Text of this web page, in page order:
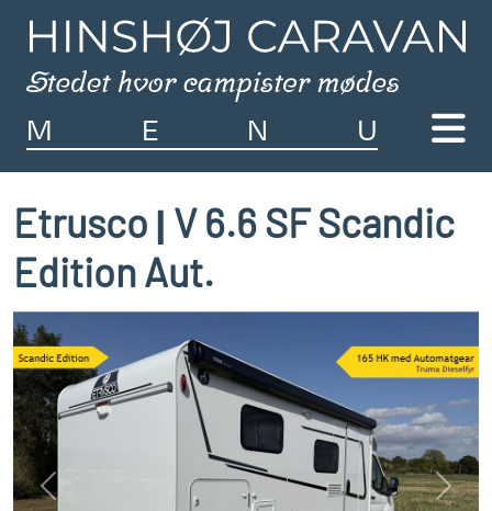
M E N U
Etrusco | V 6.6 SF Scandic
Edition Aut.
Previous Next